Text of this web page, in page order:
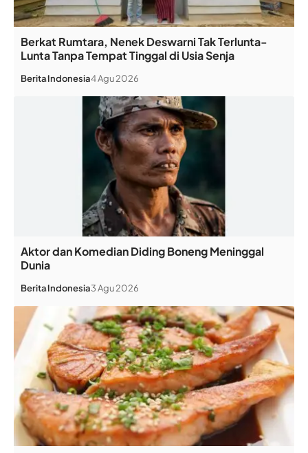
Berkat Rumtara, Nenek Deswarni Tak Terlunta-
Lunta Tanpa Tempat Tinggal di Usia Senja
BeritaIndonesia4 Agu 2026
Aktor dan Komedian Diding Boneng Meninggal
Dunia
BeritaIndonesia3 Agu 2026